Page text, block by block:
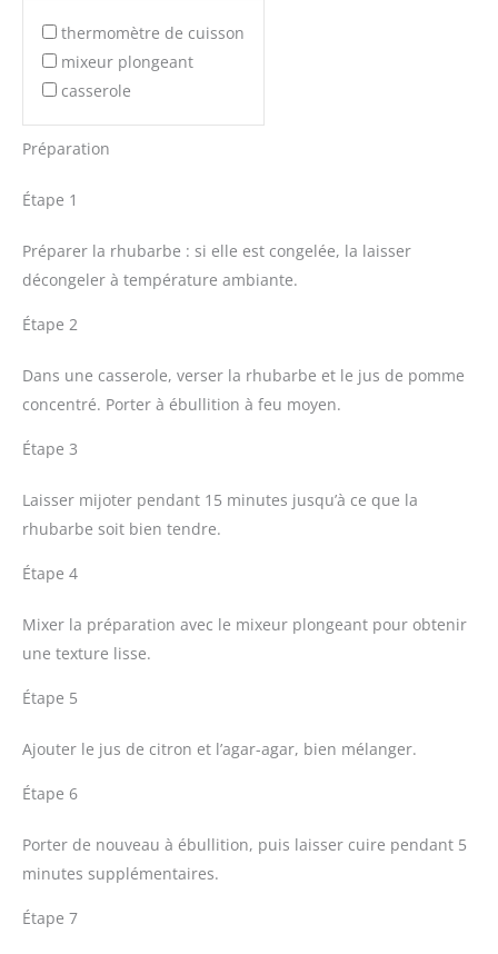
thermomètre de cuisson
mixeur plongeant
casserole
Préparation
Étape 1
Préparer la rhubarbe : si elle est congelée, la laisser
décongeler à température ambiante.
Étape 2
Dans une casserole, verser la rhubarbe et le jus de pomme
concentré. Porter à ébullition à feu moyen.
Étape 3
Laisser mijoter pendant 15 minutes jusqu’à ce que la
rhubarbe soit bien tendre.
Étape 4
Mixer la préparation avec le mixeur plongeant pour obtenir
une texture lisse.
Étape 5
Ajouter le jus de citron et l’agar-agar, bien mélanger.
Étape 6
Porter de nouveau à ébullition, puis laisser cuire pendant 5
minutes supplémentaires.
Étape 7